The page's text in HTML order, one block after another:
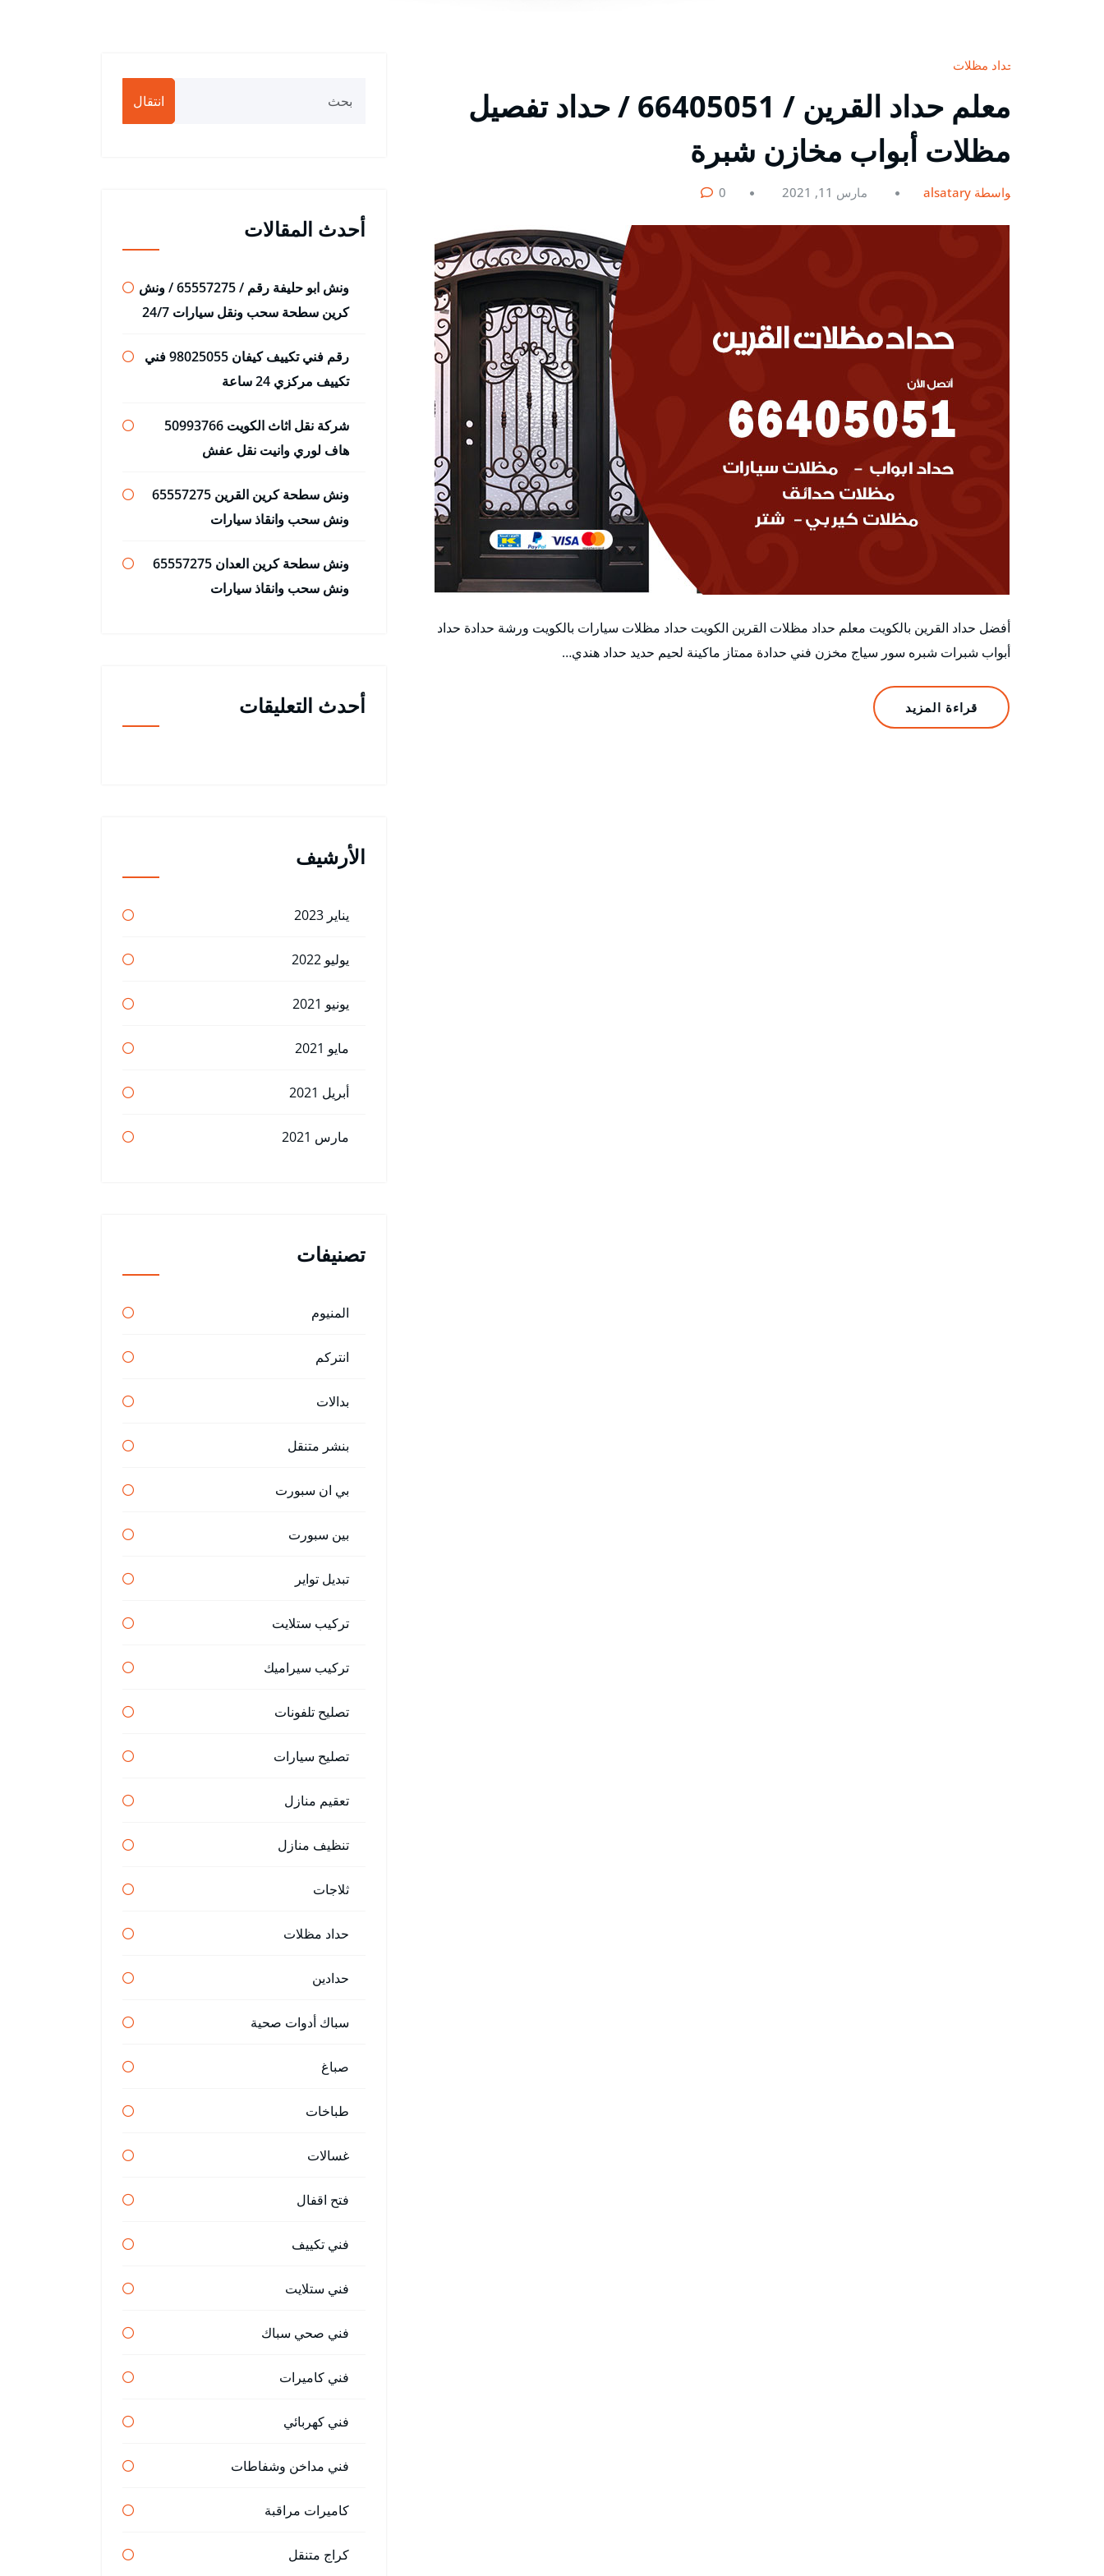
حداد مظلات
معلم حداد القرين / 66405051 / حداد تفصيل
مظلات أبواب مخازن شبرة
بواسطة alsatary مارس 11, 2021 0
أفضل حداد القرين بالكويت معلم حداد مظلات القرين الكويت حداد مظلات سيارات بالكويت ورشة حدادة حداد
أبواب شبرات شبره سور سياج مخزن فني حدادة ممتاز ماكينة لحيم حديد حداد هندي…
قراءة المزيد
انتقال
أحدث المقالات
ونش ابو حليفة رقم / 65557275 / ونش
كرين سطحة سحب ونقل سيارات 24/7
رقم فني تكييف كيفان 98025055 فني
تكييف مركزي 24 ساعة
شركة نقل اثاث الكويت 50993766
هاف لوري وانيت نقل عفش
ونش سطحة كرين القرين 65557275
ونش سحب وانقاذ سيارات
ونش سطحة كرين العدان 65557275
ونش سحب وانقاذ سيارات
أحدث التعليقات
الأرشيف
يناير 2023
يوليو 2022
يونيو 2021
مايو 2021
أبريل 2021
مارس 2021
تصنيفات
المنيوم
انتركم
بدالات
بنشر متنقل
بي ان سبورت
بين سبورت
تبديل تواير
تركيب ستلايت
تركيب سيراميك
تصليح تلفونات
تصليح سيارات
تعقيم منازل
تنظيف منازل
ثلاجات
حداد مظلات
حدادين
سباك أدوات صحية
صباغ
طباخات
غسالات
فتح اقفال
فني تكييف
فني ستلايت
فني صحي سباك
فني كاميرات
فني كهربائي
فني مداخن وشفاطات
كاميرات مراقبة
كراج متنقل